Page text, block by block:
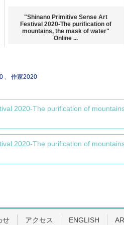
"Shinano Primitive Sense Art
Festival 2020-The purification of
mountains, the mask of water"
Online ...
、 作家2020
2020-The purification of
2020-The purification of
せ アクセス ENGLISH